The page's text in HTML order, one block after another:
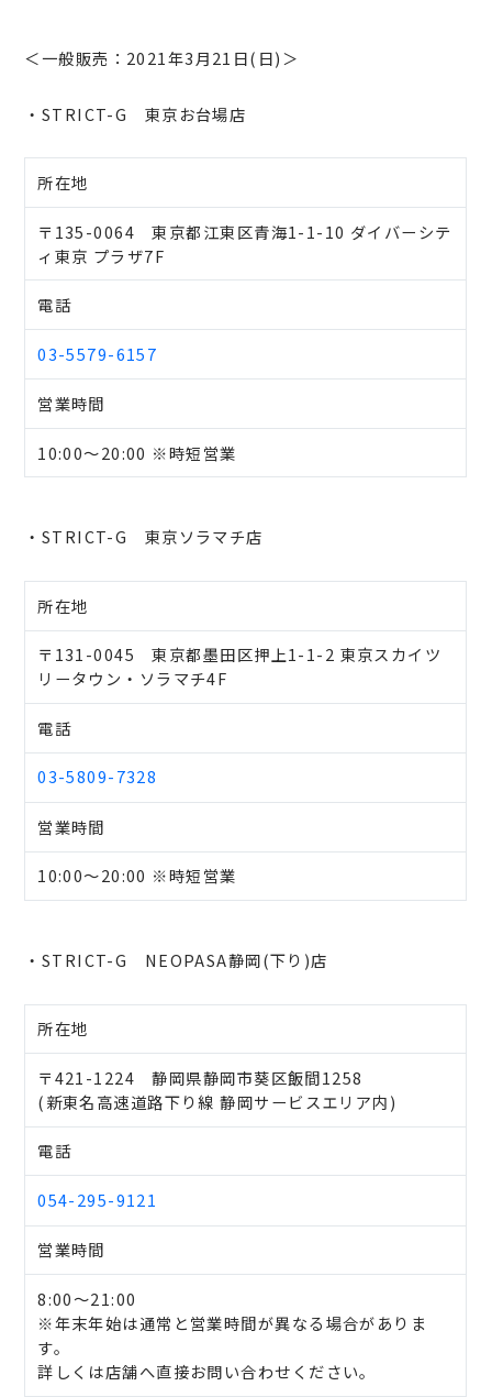
＜一般販売：2021年3月21日(日)＞
・STRICT-G 東京お台場店
所在地
〒135-0064 東京都江東区青海1-1-10 ダイバーシテ
ィ東京 プラザ7F
電話
03-5579-6157
営業時間
10:00～20:00 ※時短営業
・STRICT-G 東京ソラマチ店
所在地
〒131-0045 東京都墨田区押上1-1-2 東京スカイツ
リータウン・ソラマチ4F
電話
03-5809-7328
営業時間
10:00～20:00 ※時短営業
・STRICT-G NEOPASA静岡(下り)店
所在地
〒421-1224 静岡県静岡市葵区飯間1258
(新東名高速道路下り線 静岡サービスエリア内)
電話
054-295-9121
営業時間
8:00～21:00
※年末年始は通常と営業時間が異なる場合がありま
す。
詳しくは店舗へ直接お問い合わせください。